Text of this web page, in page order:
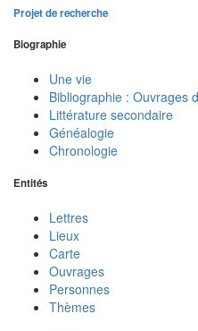
Projet de recherche
Biographie
Une vie
Bibliographie : Ouvrages
Littérature secondaire
Généalogie
Chronologie
Entités
Lettres
Lieux
Carte
Ouvrages
Personnes
Thèmes